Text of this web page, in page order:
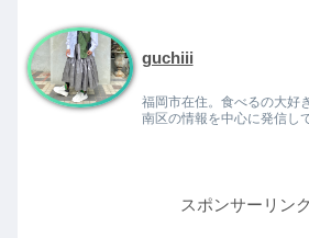
guchiii
福岡市在住。食べるの大好
南区の情報を中心に発信し
スポンサーリンク